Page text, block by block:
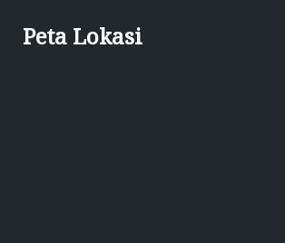
Peta Lokasi